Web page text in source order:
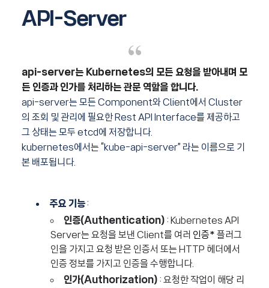
API-Server
api-server는 Kubernetes의 모든 요청을 받아내며 모
든 인증과 인가를 처리하는 관문 역할을 합니다.
api-server는 모든 Component와 Client에서 Cluster
의 조회 및 관리에 필요한 Rest API Interface를 제공하고
그 상태는 모두 etcd에 저장합니다.
kubernetes에서는 “kube-api-server” 라는 이름으로 기
본 배포됩니다.
주요 기능:
인증(Authentication) : Kubernetes API
Server는 요청을 보낸 Client를 여러 인증* 플러그
인을 가지고 요청 받은 인증서 또는 HTTP 헤더에서
인증 정보를 가지고 인증을 수행합니다.
인가(Authorization) : 요청한 작업이 해당 리